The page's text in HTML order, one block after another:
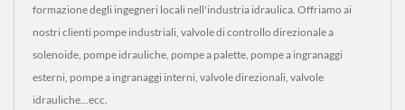
formazione degli ingegneri locali nell'industria idraulica. Offriamo ai
nostri clienti pompe industriali, valvole di controllo direzionale a
solenoide, pompe idrauliche, pompe a palette, pompe a ingranaggi
esterni, pompe a ingranaggi interni, valvole direzionali, valvole
idrauliche...ecc.